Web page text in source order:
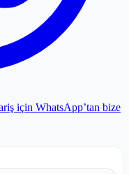
için WhatsApp’tan bize